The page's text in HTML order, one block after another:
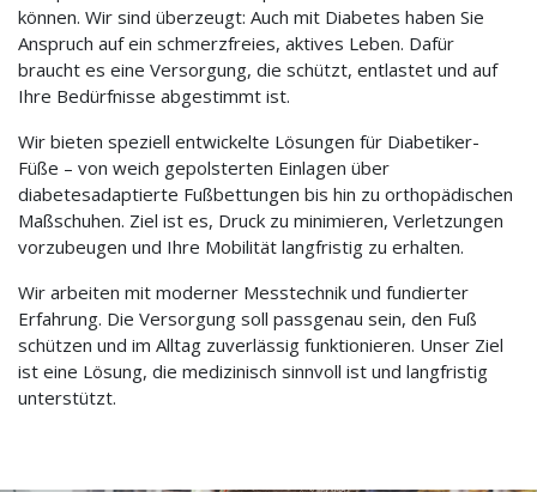
können. Wir sind überzeugt: Auch mit Diabetes haben Sie
Anspruch auf ein schmerzfreies, aktives Leben. Dafür
braucht es eine Versorgung, die schützt, entlastet und auf
Ihre Bedürfnisse abgestimmt ist.
Wir bieten speziell entwickelte Lösungen für Diabetiker-
Füße – von weich gepolsterten Einlagen über
diabetesadaptierte Fußbettungen bis hin zu orthopädischen
Maßschuhen. Ziel ist es, Druck zu minimieren, Verletzungen
vorzubeugen und Ihre Mobilität langfristig zu erhalten.
Wir arbeiten mit moderner Messtechnik und fundierter
Erfahrung. Die Versorgung soll passgenau sein, den Fuß
schützen und im Alltag zuverlässig funktionieren. Unser Ziel
ist eine Lösung, die medizinisch sinnvoll ist und langfristig
unterstützt.